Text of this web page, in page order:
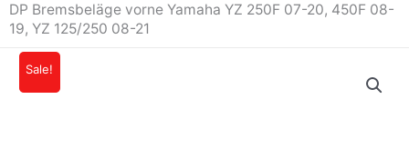
DP Bremsbeläge vorne Yamaha YZ 250F 07-20, 450F 08-
19, YZ 125/250 08-21
Sale!
DP
Bremsbeläge